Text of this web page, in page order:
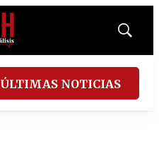
Mostrar
ÚLTIMAS NOTICIAS